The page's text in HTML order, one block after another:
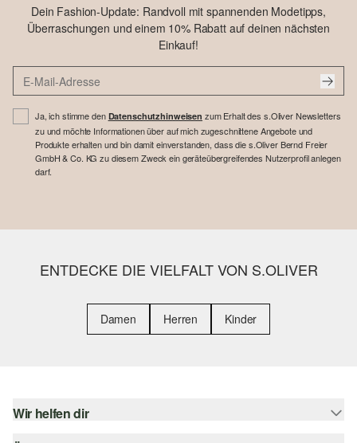
Dein Fashion-Update: Randvoll mit spannenden Modetipps,
Überraschungen und einem 10% Rabatt auf deinen nächsten
Einkauf!
Ja, ich stimme den Datenschutzhinweisen zum Erhalt des s.Oliver Newsletters
zu und möchte Informationen über auf mich zugeschnittene Angebote und
Produkte erhalten und bin damit einverstanden, dass die s.Oliver Bernd Freier
GmbH & Co. KG zu diesem Zweck ein geräteübergreifendes Nutzerprofil anlegen
darf.
ENTDECKE DIE VIELFALT VON S.OLIVER
Damen Herren Kinder
Wir helfen dir